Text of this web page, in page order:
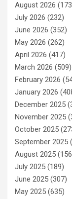
August 2026
July 2026 (232)
June 2026 (352)
May 2026 (262)
April 2026 (417)
March 2026 (509)
February 2026
January 2026
December 2025
November 2025
October 2025
September 2025
August 2025
July 2025 (189)
June 2025 (307)
May 2025 (635)